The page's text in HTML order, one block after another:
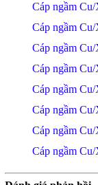
Cáp ngầm
Cáp ngầm
Cáp ngầm
Cáp ngầm
Cáp ngầm
Cáp ngầm
Cáp ngầm
Cáp ngầm